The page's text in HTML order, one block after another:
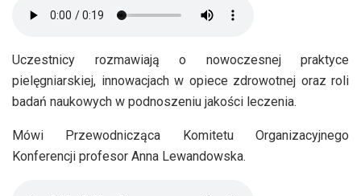
Uczestnicy rozmawiają o nowoczesnej praktyce
pielęgniarskiej, innowacjach w opiece zdrowotnej oraz roli
badań naukowych w podnoszeniu jakości leczenia.
Mówi Przewodnicząca Komitetu Organizacyjnego
Konferencji profesor Anna Lewandowska.